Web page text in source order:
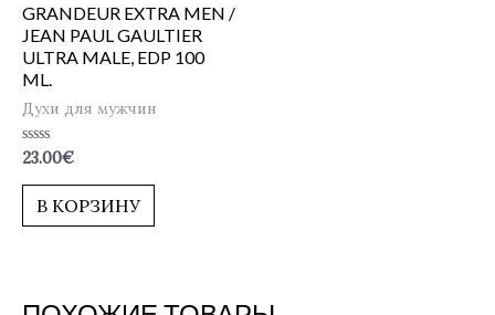
GRANDEUR EXTRA MEN /
JEAN PAUL GAULTIER
ULTRA MALE, EDP 100
ML.
Духи для мужчин
Оценка
из
23.00€
В КОРЗИНУ